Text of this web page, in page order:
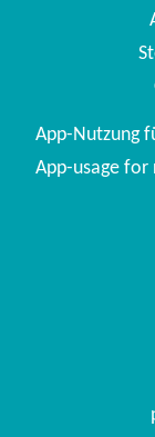
App-Nutzung
App-usage